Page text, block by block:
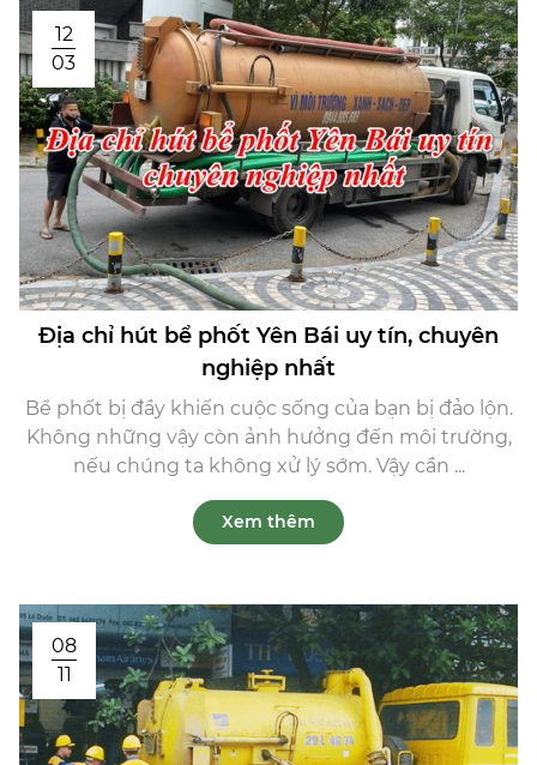
12
03
Địa chỉ hút bể phốt Yên Bái uy tín, chuyên
nghiệp nhất
Bể phốt bị đầy khiến cuộc sống của bạn bị đảo lộn.
Không những vậy còn ảnh hưởng đến môi trường,
nếu chúng ta không xử lý sớm. Vậy cần ...
Xem thêm
08
11